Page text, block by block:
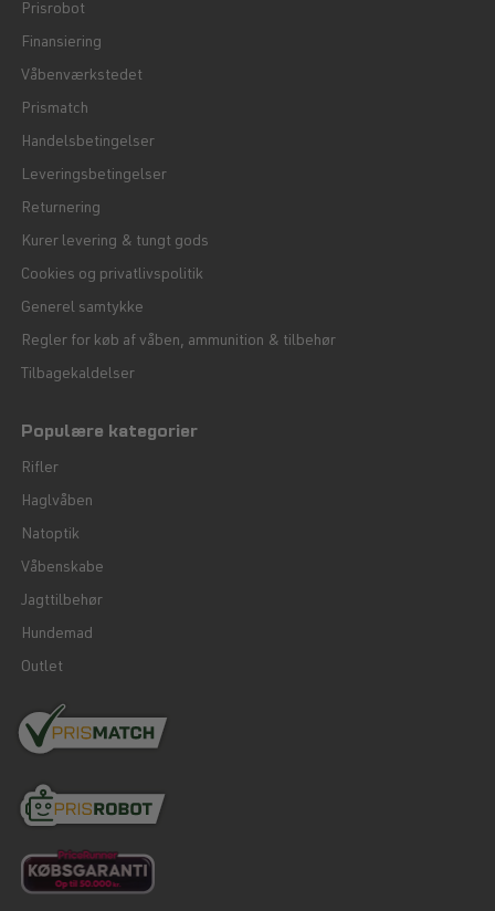
Prisrobot
Finansiering
Våbenværkstedet
Prismatch
Handelsbetingelser
Leveringsbetingelser
Returnering
Kurer levering & tungt gods
Cookies og privatlivspolitik
Generel samtykke
Regler for køb af våben, ammunition & tilbehør
Tilbagekaldelser
Populære kategorier
Rifler
Haglvåben
Natoptik
Våbenskabe
Jagttilbehør
Hundemad
Outlet